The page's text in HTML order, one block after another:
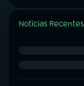
Notícias Recentes